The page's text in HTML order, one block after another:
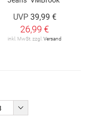
UVP 39,99 €
26,99 €
inkl. MwSt. zzgl. Versand